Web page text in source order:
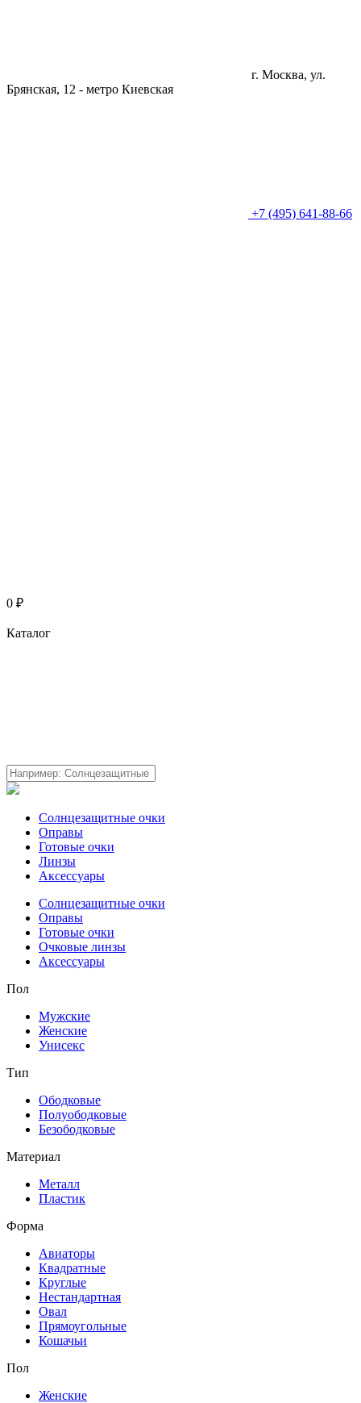
г. Москва, ул.
Брянская, 12 - метро Киевская
+7 (495) 641-88-66
0 ₽
Каталог
Солнцезащитные очки
Оправы
Готовые очки
Линзы
Аксессуары
Солнцезащитные очки
Оправы
Готовые очки
Очковые линзы
Аксессуары
Пол
Мужские
Женские
Унисекс
Тип
Ободковые
Полуободковые
Безободковые
Материал
Металл
Пластик
Форма
Авиаторы
Квадратные
Круглые
Нестандартная
Овал
Прямоугольные
Кошачьи
Пол
Женские